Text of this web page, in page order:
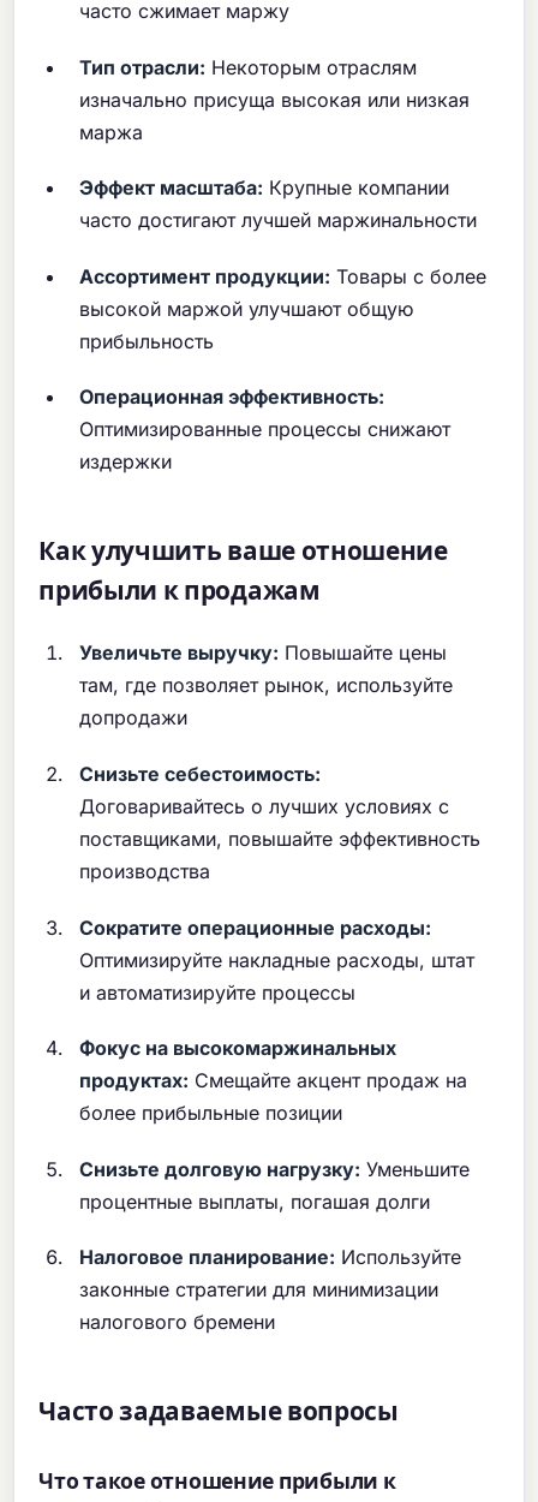
часто сжимает маржу
Тип отрасли: Некоторым отраслям
изначально присуща высокая или низкая
маржа
Эффект масштаба: Крупные компании
часто достигают лучшей маржинальности
Ассортимент продукции: Товары с более
высокой маржой улучшают общую
прибыльность
Операционная эффективность:
Оптимизированные процессы снижают
издержки
Как улучшить ваше отношение
прибыли к продажам
Увеличьте выручку: Повышайте цены
там, где позволяет рынок, используйте
допродажи
Снизьте себестоимость:
Договаривайтесь о лучших условиях с
поставщиками, повышайте эффективность
производства
Сократите операционные расходы:
Оптимизируйте накладные расходы, штат
и автоматизируйте процессы
Фокус на высокомаржинальных
продуктах: Смещайте акцент продаж на
более прибыльные позиции
Снизьте долговую нагрузку: Уменьшите
процентные выплаты, погашая долги
Налоговое планирование: Используйте
законные стратегии для минимизации
налогового бремени
Часто задаваемые вопросы
Что такое отношение прибыли к